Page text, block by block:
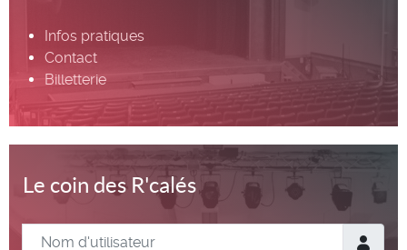
Infos pratiques
Contact
Billetterie
Le coin des R'calés
Nom d'utilisateur